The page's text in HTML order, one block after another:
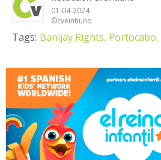
01-04-2024
©cveintiuno
Tags: Banijay Rights, Portocabo,